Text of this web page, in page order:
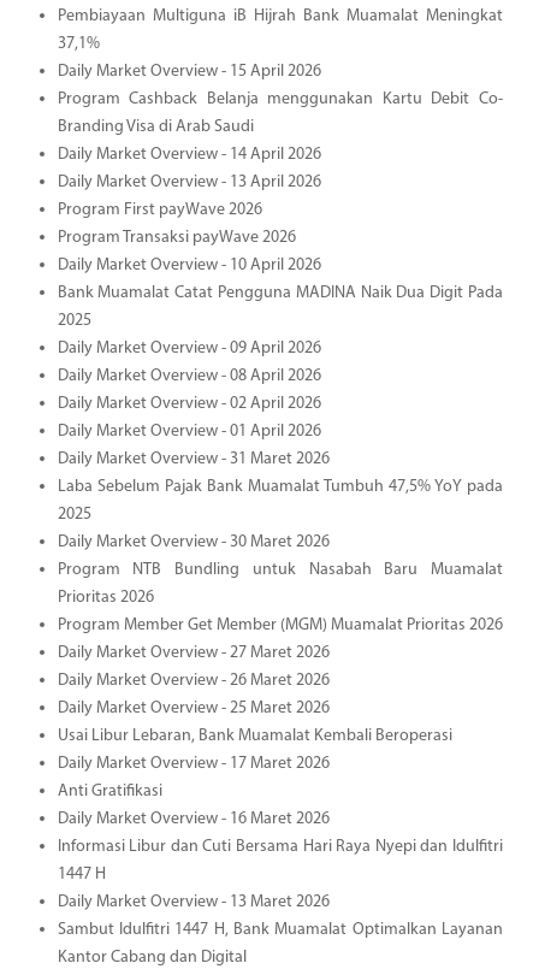
Pembiayaan Multiguna iB Hijrah Bank Muamalat Meningkat
37,1%
Daily Market Overview - 15 April 2026
Program Cashback Belanja menggunakan Kartu Debit Co-
Branding Visa di Arab Saudi
Daily Market Overview - 14 April 2026
Daily Market Overview - 13 April 2026
Program First payWave 2026
Program Transaksi payWave 2026
Daily Market Overview - 10 April 2026
Bank Muamalat Catat Pengguna MADINA Naik Dua Digit Pada
2025
Daily Market Overview - 09 April 2026
Daily Market Overview - 08 April 2026
Daily Market Overview - 02 April 2026
Daily Market Overview - 01 April 2026
Daily Market Overview - 31 Maret 2026
Laba Sebelum Pajak Bank Muamalat Tumbuh 47,5% YoY pada
2025
Daily Market Overview - 30 Maret 2026
Program NTB Bundling untuk Nasabah Baru Muamalat
Prioritas 2026
Program Member Get Member (MGM) Muamalat Prioritas 2026
Daily Market Overview - 27 Maret 2026
Daily Market Overview - 26 Maret 2026
Daily Market Overview - 25 Maret 2026
Usai Libur Lebaran, Bank Muamalat Kembali Beroperasi
Daily Market Overview - 17 Maret 2026
Anti Gratifikasi
Daily Market Overview - 16 Maret 2026
Informasi Libur dan Cuti Bersama Hari Raya Nyepi dan Idulfitri
1447 H
Daily Market Overview - 13 Maret 2026
Sambut Idulfitri 1447 H, Bank Muamalat Optimalkan Layanan
Kantor Cabang dan Digital